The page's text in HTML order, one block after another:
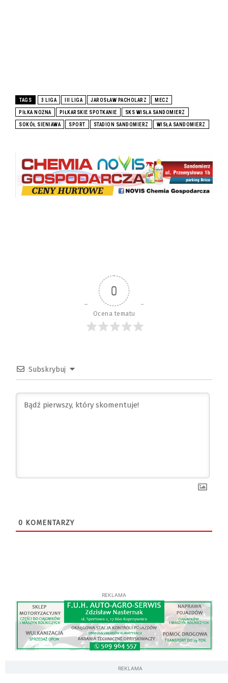
TAGS 3 LIGA III LIGA JAROSŁAW PACHOLARZ MECZ
PIŁKA NOŻNA PIŁKARSKIE SPOTKANIE SKS WISŁA SANDOMIERZ
SOKÓŁ SIENIAWA SPORT STADION SANDOMIERZ WISŁA SANDOMIERZ
0
Ocena tematu
Subskrybuj
0 KOMENTARZY
REKLAMA
REKLAMA